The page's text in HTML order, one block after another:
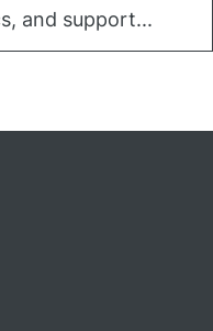
and support...